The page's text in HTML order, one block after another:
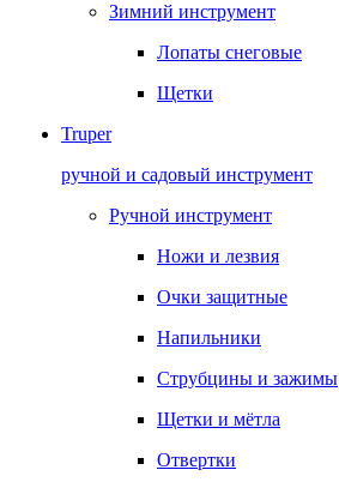
Зимний инструмент
Лопаты снеговые
Щетки
Truper
ручной и садовый инструмент
Ручной инструмент
Ножи и лезвия
Очки защитные
Напильники
Струбцины и зажимы
Щетки и мётла
Отвертки